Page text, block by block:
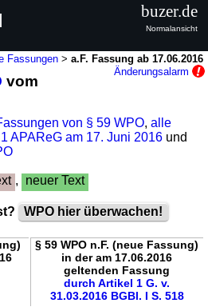
Fassungen >a.F. Fassung ab 17.06.2016
Änderungsalarm
vom
von § 59 WPO,alle
APAReG am 17. Juni 2016 und
, neuer Text
WPO hier überwachen!
§ 59 WPO n.F. (neue Fassung)
in der am 17.06.2016
geltenden Fassung
durch Artikel 1 G. v.
31.03.2016 BGBl. I S. 518
buzer.de
Normalansicht